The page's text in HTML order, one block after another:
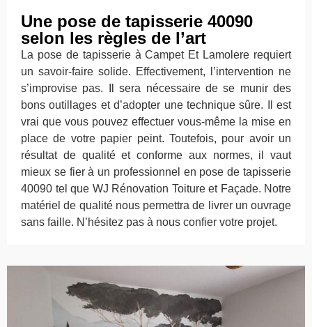
Une pose de tapisserie 40090
selon les règles de l’art
La pose de tapisserie à Campet Et Lamolere requiert
un savoir-faire solide. Effectivement, l’intervention ne
s’improvise pas. Il sera nécessaire de se munir des
bons outillages et d’adopter une technique sûre. Il est
vrai que vous pouvez effectuer vous-même la mise en
place de votre papier peint. Toutefois, pour avoir un
résultat de qualité et conforme aux normes, il vaut
mieux se fier à un professionnel en pose de tapisserie
40090 tel que WJ Rénovation Toiture et Façade. Notre
matériel de qualité nous permettra de livrer un ouvrage
sans faille. N’hésitez pas à nous confier votre projet.